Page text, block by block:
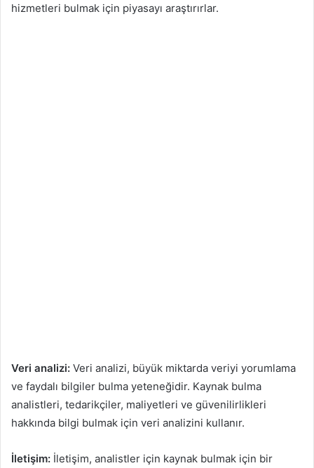
hizmetleri bulmak için piyasayı araştırırlar.
Veri analizi: Veri analizi, büyük miktarda veriyi yorumlama
ve faydalı bilgiler bulma yeteneğidir. Kaynak bulma
analistleri, tedarikçiler, maliyetleri ve güvenilirlikleri
hakkında bilgi bulmak için veri analizini kullanır.
İletişim: İletişim, analistler için kaynak bulmak için bir